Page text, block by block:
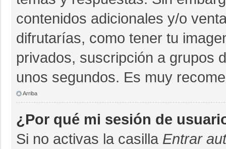
contenidos adicionales y/o
difrutarías, como tener tu
privados, suscripción a grupos
unos segundos. Es muy
Arriba
¿Por qué mi sesión de
Si no activas la casilla Entrar